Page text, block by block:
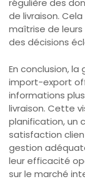
régulière des
de livraison.
maîtrise de
des décisions
En conclusion,
import-export
informations
livraison. Cette
planification, un
satisfaction
gestion
leur efficacité
sur le marché